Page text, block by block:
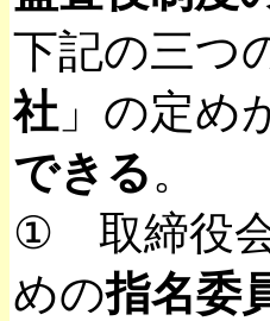
下記の三つ
社 」の定め
できる。
① 取締役会
めの指名委